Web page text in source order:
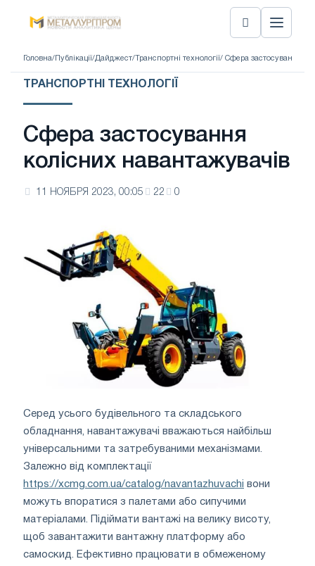
Головна/ Публікації/Дайджест/ Транспортні технології/ Сфера застосування
ТРАНСПОРТНІ ТЕХНОЛОГІЇ
Сфера застосування
колісних навантажувачів
11 НОЯБРЯ 2023, 00:05 22 0
Серед усього будівельного та складського
обладнання, навантажувачі вважаються найбільш
універсальними та затребуваними механізмами.
Залежно від комплектації
https://xcmg.com.ua/catalog/navantazhuvachi вони
можуть впоратися з палетами або сипучими
матеріалами. Підіймати вантажі на велику висоту,
щоб завантажити вантажну платформу або
самоскид. Ефективно працювати в обмеженому